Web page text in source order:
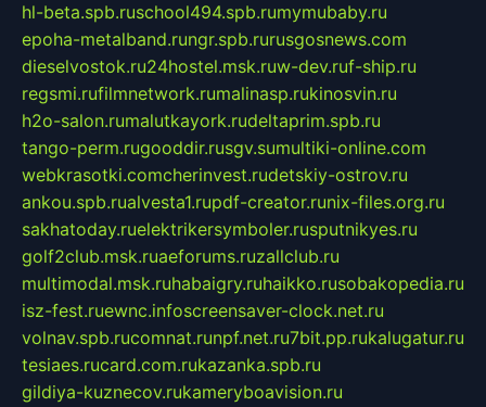
hl-beta.spb.ruschool494.spb.rumymubaby.ru
epoha-metalband.rungr.spb.rurusgosnews.com
dieselvostok.ru24hostel.msk.ruw-dev.ruf-ship.ru
regsmi.rufilmnetwork.rumalinasp.rukinosvin.ru
h2o-salon.rumalutkayork.rudeltaprim.spb.ru
tango-perm.rugooddir.rusgv.sumultiki-online.com
webkrasotki.comcherinvest.rudetskiy-ostrov.ru
ankou.spb.rualvesta1.rupdf-creator.runix-files.org.ru
sakhatoday.ruelektrikersymboler.rusputnikyes.ru
golf2club.msk.ruaeforums.ruzallclub.ru
multimodal.msk.ruhabaigry.ruhaikko.rusobakopedia.ru
isz-fest.ruewnc.infoscreensaver-clock.net.ru
volnav.spb.rucomnat.runpf.net.ru7bit.pp.rukalugatur.ru
tesiaes.rucard.com.rukazanka.spb.ru
gildiya-kuznecov.rukameryboavision.ru